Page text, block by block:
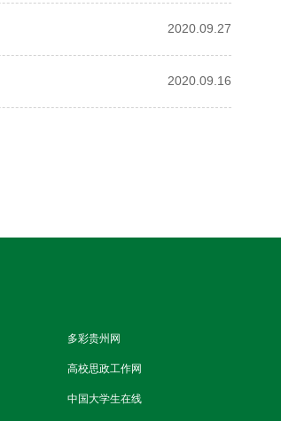
2020.09.27
2020.09.16
多彩贵州网
高校思政工作网
中国大学生在线